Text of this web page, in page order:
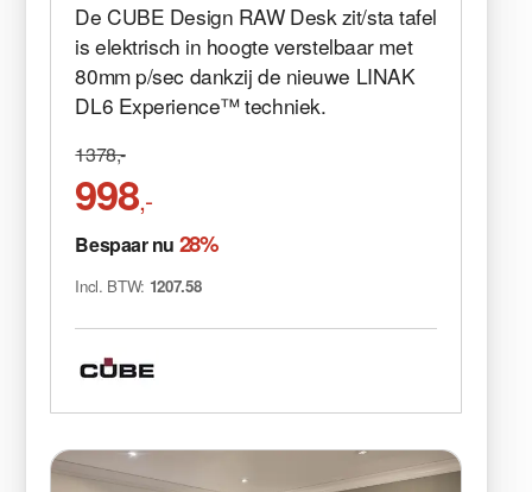
De CUBE Design RAW Desk zit/sta tafel
is elektrisch in hoogte verstelbaar met
80mm p/sec dankzij de nieuwe LINAK
DL6 Experience™ techniek.
1378,-
998,-
Bespaar nu 28%
Incl. BTW: 1207.58